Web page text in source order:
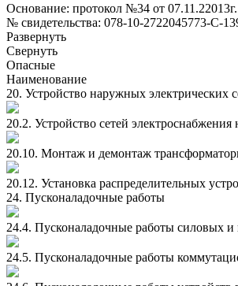
Основание: протокол №34 от 07.11.22013г.
№ свидетельства: 078-10-2722045773-С-
Развернуть
Свернуть
Опасные
Наименование
20. Устройство наружных электрических
20.2. Устройство сетей
20.10. Монтаж и демонтаж
20.12. Установка распределительных
24. Пусконаладочные работы
24.4. Пусконаладочные работы силовых
24.5. Пусконаладочные работы